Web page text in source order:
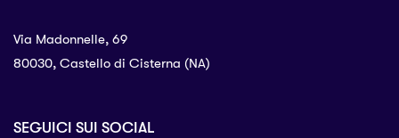
Via Madonnelle, 69
80030, Castello di Cisterna (NA)
SEGUICI SUI SOCIAL